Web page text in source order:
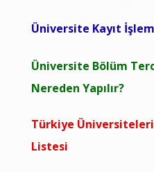
Üniversite Kayıt
Üniversite Bölüm
Nereden Yapılır?
Türkiye Üniversiteleri
Listesi